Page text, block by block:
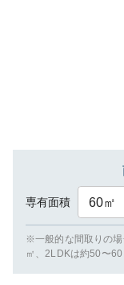
専有面積 60㎡
※一般的な間取りの
㎡、2LDKは約50〜60